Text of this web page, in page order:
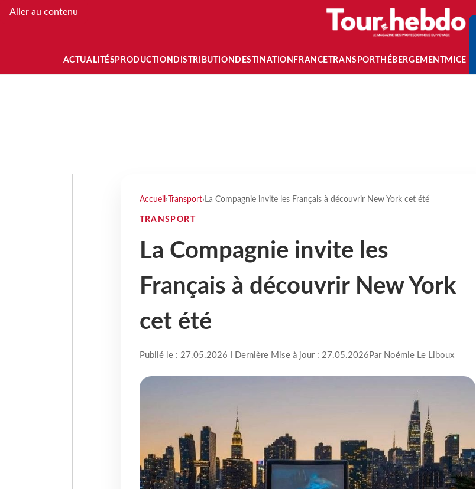
Aller au contenu
ACTUALITÉS PRODUCTION DISTRIBUTION DESTINATION FRANCETRANSPORT HÉBERGEMENTMICE
Accueil › Transport› La Compagnie invite les Français à découvrir New York cet été
TRANSPORT
La Compagnie invite les
Français à découvrir New York
cet été
Publié le : 27.05.2026 I Dernière Mise à jour : 27.05.2026 Par Noémie Le Liboux